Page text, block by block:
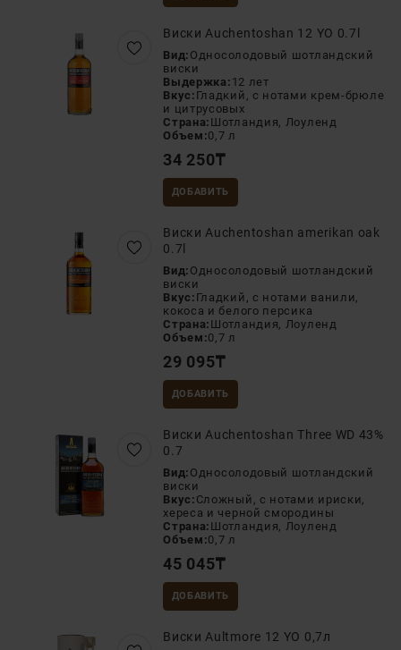
Виски Auchentoshan 12 YO 0.7l
Вид: Односолодовый шотландский
виски
Выдержка: 12 лет
Вкус: Гладкий, с нотами крем-брюле
и цитрусовых
Страна: Шотландия, Лоуленд
Объем:0,7 л
34 250₸
ДОБАВИТЬ
Виски Auchentoshan amerikan oak
0.7l
Вид: Односолодовый шотландский
виски
Вкус: Гладкий, с нотами ванили,
кокоса и белого персика
Страна: Шотландия, Лоуленд
Объем:0,7 л
29 095₸
ДОБАВИТЬ
Виски Auchentoshan Three WD 43%
0.7
Вид: Односолодовый шотландский
виски
Вкус: Сложный, с нотами ириски,
хереса и черной смородины
Страна: Шотландия, Лоуленд
Объем:0,7 л
45 045₸
ДОБАВИТЬ
Виски Aultmore 12 YO 0,7л